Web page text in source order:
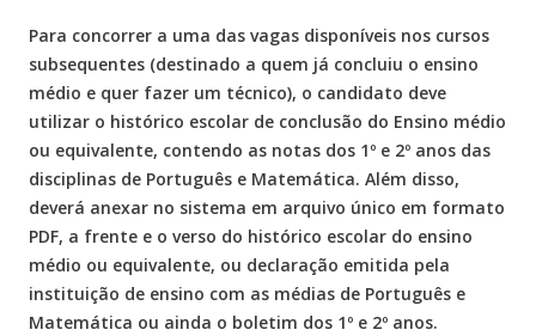
Para concorrer a uma das vagas disponíveis nos cursos
subsequentes (destinado a quem já concluiu o ensino
médio e quer fazer um técnico), o candidato deve
utilizar o histórico escolar de conclusão do Ensino médio
ou equivalente, contendo as notas dos 1º e 2º anos das
disciplinas de Português e Matemática. Além disso,
deverá anexar no sistema em arquivo único em formato
PDF, a frente e o verso do histórico escolar do ensino
médio ou equivalente, ou declaração emitida pela
instituição de ensino com as médias de Português e
Matemática ou ainda o boletim dos 1º e 2º anos.